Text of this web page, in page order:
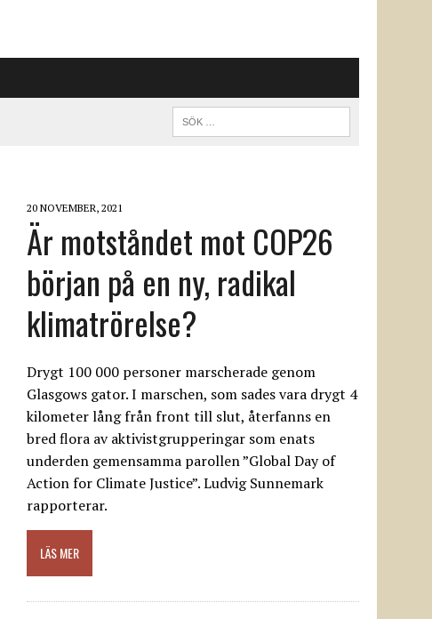
20 NOVEMBER, 2021
Är motståndet mot COP26
början på en ny, radikal
klimatrörelse?
Drygt 100 000 personer marscherade genom
Glasgows gator. I marschen, som sades vara drygt 4
kilometer lång från front till slut, återfanns en
bred flora av aktivistgrupperingar som enats
underden gemensamma parollen ”Global Day of
Action for Climate Justice”. Ludvig Sunnemark
rapporterar.
LÄS MER